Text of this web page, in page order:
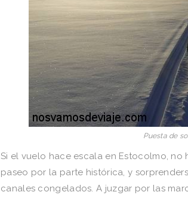
Puesta de
Si el vuelo hace escala en Estocolmo,
paseo por la parte histórica, y
canales congelados. A juzgar por las